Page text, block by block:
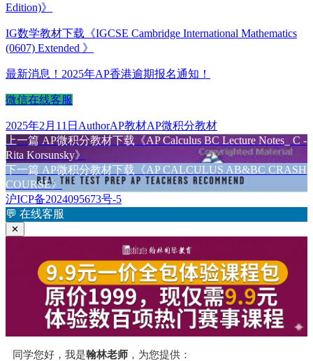
Edition)》
IG数学教材下载《IGCSE Cambridge International Mathematics
(0607) Extended 》
最新消息！2025年AP香港逾期报名通知！
微信在线客服
发
布
于
2025年2月11日 作
者
Author分
类
AP教材标
签
AP微积分教材
文
章
导
航
上一篇 上
篇
文
章：
AP微积分教材下载《AP Calculus BC Lecture Notes_ C -
Rita Korsunsky》
下一篇 下
篇
文
章：
AP微积分教材下载《AP CALCULUS AB&BC CRASH
COURSE》
沪ICP备2024095673号-5
💬 在线客服
✕
同学您好，我是翰林老师 ，为您提供：